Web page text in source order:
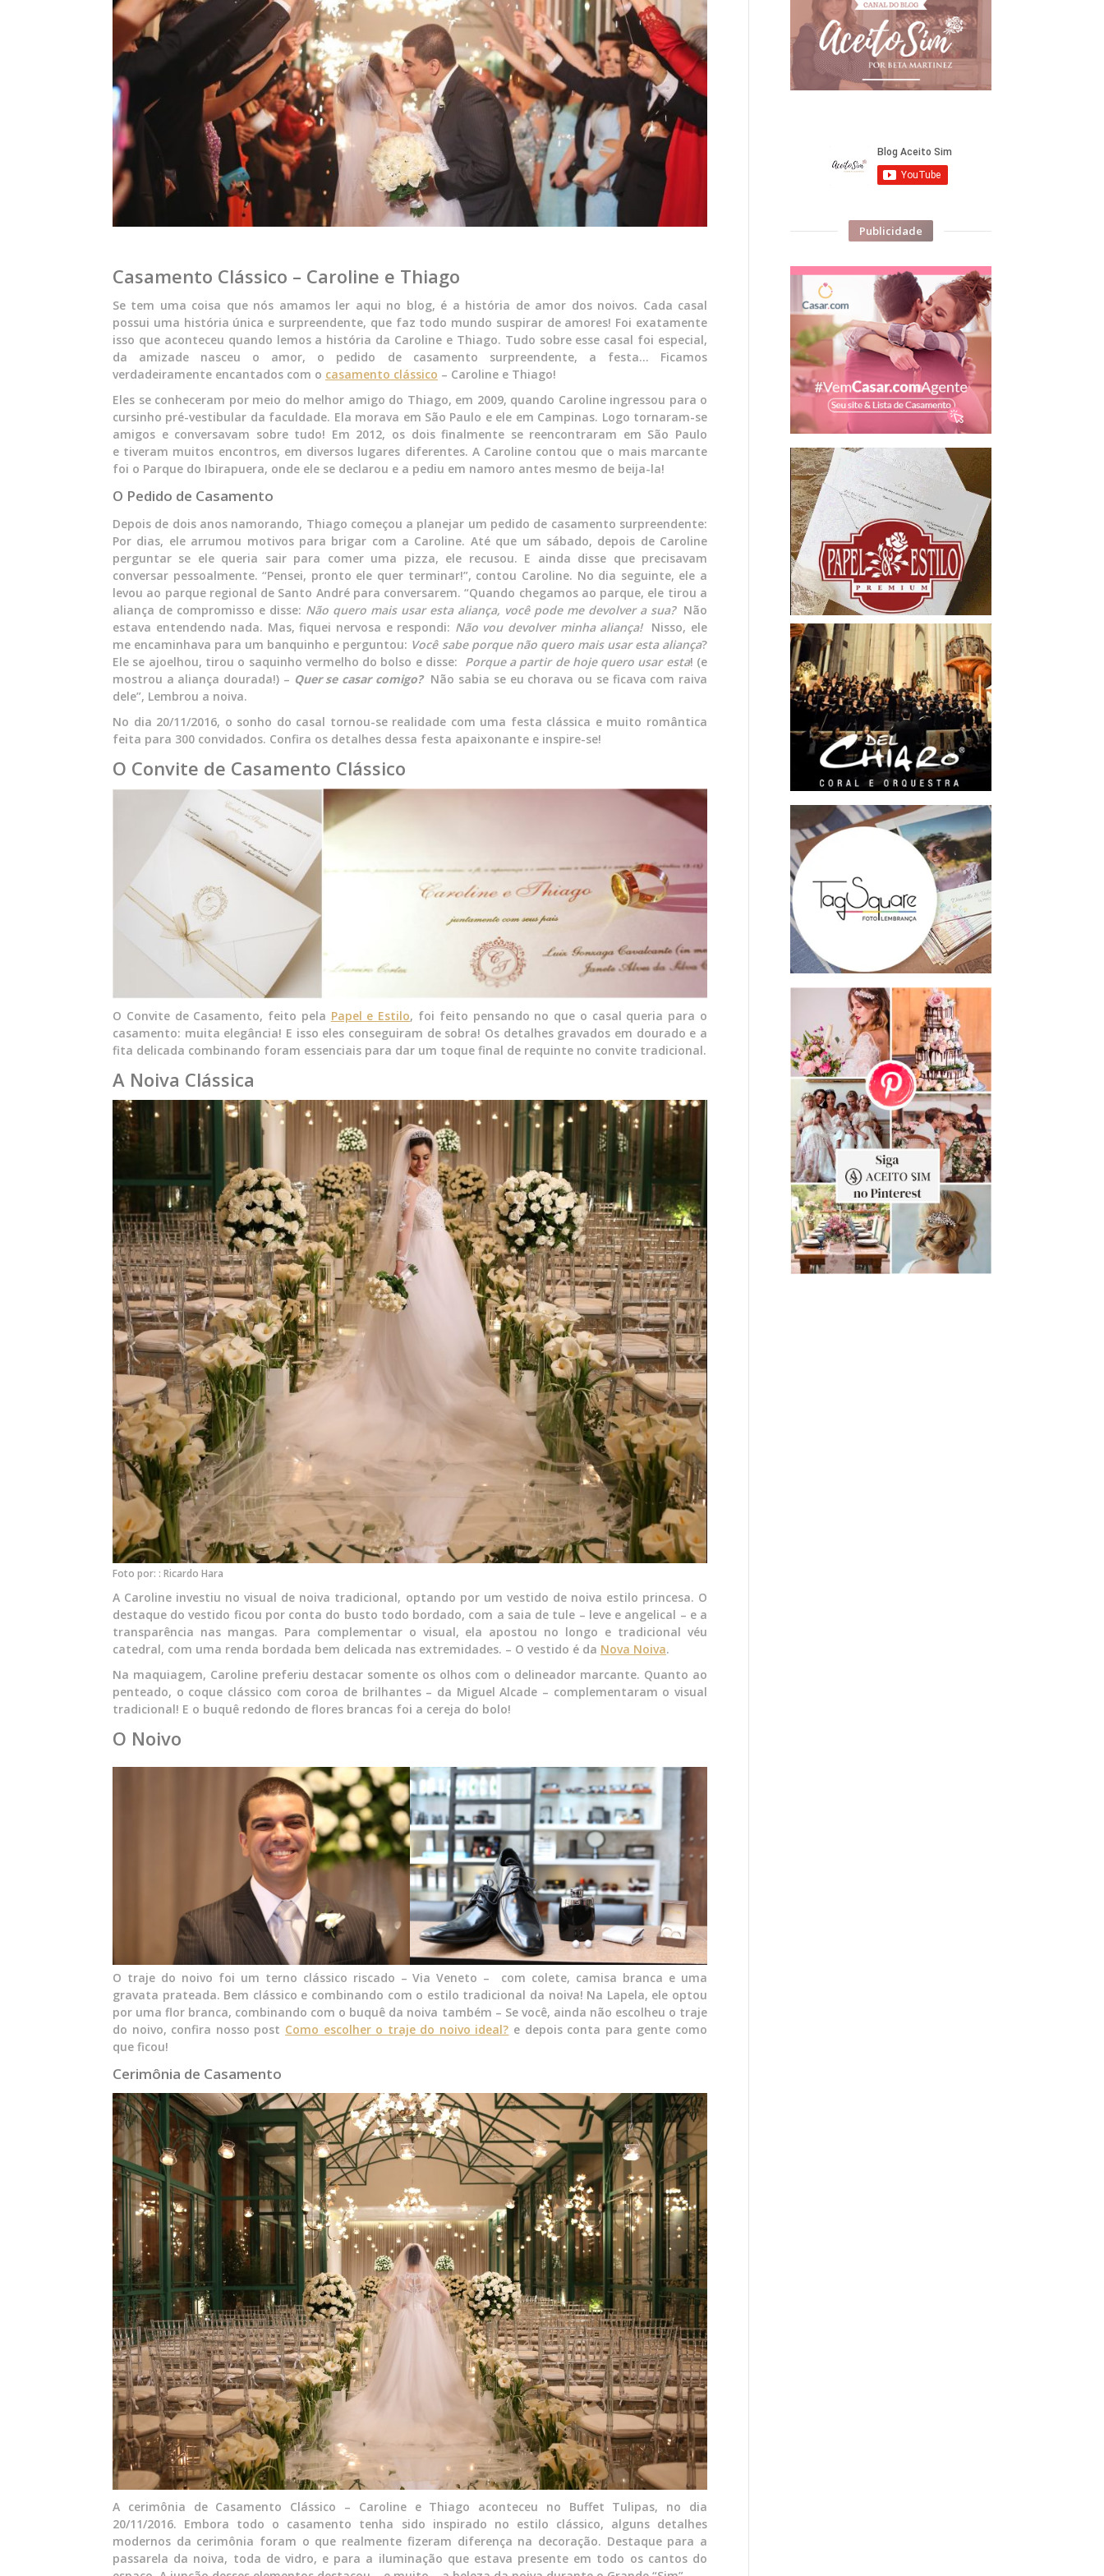
Casamento Clássico – Caroline e Thiago
Se tem uma coisa que nós amamos ler aqui no blog, é a história de amor dos noivos. Cada casal
possui uma história única e surpreendente, que faz todo mundo suspirar de amores! Foi exatamente
isso que aconteceu quando lemos a história da Caroline e Thiago. Tudo sobre esse casal foi especial,
da amizade nasceu o amor, o pedido de casamento surpreendente, a festa… Ficamos
verdadeiramente encantados com o casamento clássico – Caroline e Thiago!
Eles se conheceram por meio do melhor amigo do Thiago, em 2009, quando Caroline ingressou para o
cursinho pré-vestibular da faculdade. Ela morava em São Paulo e ele em Campinas. Logo tornaram-se
amigos e conversavam sobre tudo! Em 2012, os dois finalmente se reencontraram em São Paulo
e tiveram muitos encontros, em diversos lugares diferentes. A Caroline contou que o mais marcante
foi o Parque do Ibirapuera, onde ele se declarou e a pediu em namoro antes mesmo de beija-la!
O Pedido de Casamento
Depois de dois anos namorando, Thiago começou a planejar um pedido de casamento surpreendente:
Por dias, ele arrumou motivos para brigar com a Caroline. Até que um sábado, depois de Caroline
perguntar se ele queria sair para comer uma pizza, ele recusou. E ainda disse que precisavam
conversar pessoalmente. “Pensei, pronto ele quer terminar!”, contou Caroline. No dia seguinte, ele a
levou ao parque regional de Santo André para conversarem. “Quando chegamos ao parque, ele tirou a
aliança de compromisso e disse: Não quero mais usar esta aliança, você pode me devolver a sua?Não
estava entendendo nada. Mas, fiquei nervosa e respondi: Não vou devolver minha aliança! Nisso, ele
me encaminhava para um banquinho e perguntou: Você sabe porque não quero mais usar esta aliança?
Ele se ajoelhou, tirou o saquinho vermelho do bolso e disse: Porque a partir de hoje quero usar esta! (e
mostrou a aliança dourada!) – Quer se casar comigo?Não sabia se eu chorava ou se ficava com raiva
dele”, Lembrou a noiva.
No dia 20/11/2016, o sonho do casal tornou-se realidade com uma festa clássica e muito romântica
feita para 300 convidados. Confira os detalhes dessa festa apaixonante e inspire-se!
O Convite de Casamento Clássico
O Convite de Casamento, feito pela Papel e Estilo, foi feito pensando no que o casal queria para o
casamento: muita elegância! E isso eles conseguiram de sobra! Os detalhes gravados em dourado e a
fita delicada combinando foram essenciais para dar um toque final de requinte no convite tradicional.
A Noiva Clássica
Foto por: : Ricardo Hara
A Caroline investiu no visual de noiva tradicional, optando por um vestido de noiva estilo princesa. O
destaque do vestido ficou por conta do busto todo bordado, com a saia de tule – leve e angelical – e a
transparência nas mangas. Para complementar o visual, ela apostou no longo e tradicional véu
catedral, com uma renda bordada bem delicada nas extremidades. – O vestido é da Nova Noiva.
Na maquiagem, Caroline preferiu destacar somente os olhos com o delineador marcante. Quanto ao
penteado, o coque clássico com coroa de brilhantes – da Miguel Alcade – complementaram o visual
tradicional! E o buquê redondo de flores brancas foi a cereja do bolo!
O Noivo
O traje do noivo foi um terno clássico riscado – Via Veneto – com colete, camisa branca e uma
gravata prateada. Bem clássico e combinando com o estilo tradicional da noiva! Na Lapela, ele optou
por uma flor branca, combinando com o buquê da noiva também – Se você, ainda não escolheu o traje
do noivo, confira nosso post Como escolher o traje do noivo ideal? e depois conta para gente como
que ficou!
Cerimônia de Casamento
A cerimônia de Casamento Clássico – Caroline e Thiago aconteceu no Buffet Tulipas, no dia
20/11/2016. Embora todo o casamento tenha sido inspirado no estilo clássico, alguns detalhes
modernos da cerimônia foram o que realmente fizeram diferença na decoração. Destaque para a
passarela da noiva, toda de vidro, e para a iluminação que estava presente em todo os cantos do
Publicidade